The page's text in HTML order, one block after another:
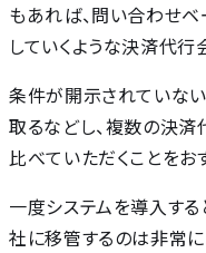
もあれば、問い合わせ
していくような決済代行
条件が開示されていな
取るなどし、複数の決
比べていただくことをお
一度システムを導入す
社に移管するのは非常